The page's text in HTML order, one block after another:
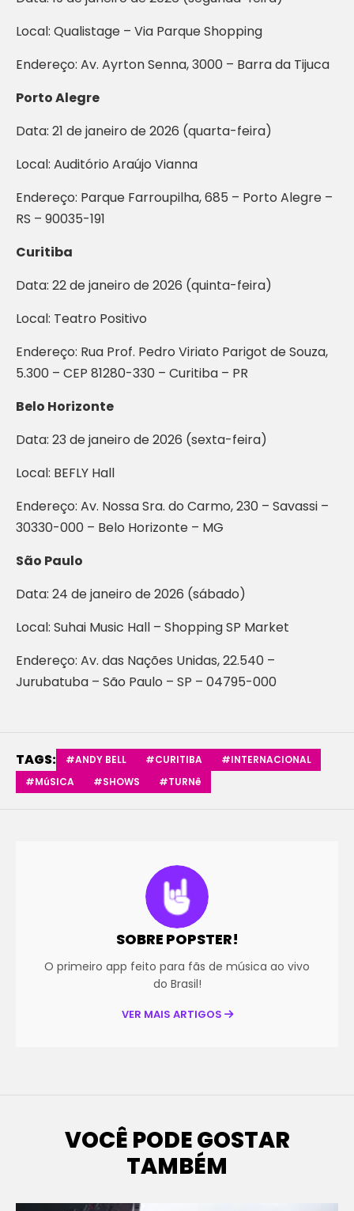
Local: Qualistage – Via Parque Shopping
Endereço: Av. Ayrton Senna, 3000 – Barra da Tijuca
Porto Alegre
Data: 21 de janeiro de 2026 (quarta-feira)
Local: Auditório Araújo Vianna
Endereço: Parque Farroupilha, 685 – Porto Alegre –
RS – 90035-191
Curitiba
Data: 22 de janeiro de 2026 (quinta-feira)
Local: Teatro Positivo
Endereço: Rua Prof. Pedro Viriato Parigot de Souza,
5.300 – CEP 81280-330 – Curitiba – PR
Belo Horizonte
Data: 23 de janeiro de 2026 (sexta-feira)
Local: BEFLY Hall
Endereço: Av. Nossa Sra. do Carmo, 230 – Savassi –
30330-000 – Belo Horizonte – MG
São Paulo
Data: 24 de janeiro de 2026 (sábado)
Local: Suhai Music Hall – Shopping SP Market
Endereço: Av. das Nações Unidas, 22.540 –
Jurubatuba – São Paulo – SP – 04795-000
TAGS: #ANDY BELL #CURITIBA
#INTERNACIONAL
#MúSICA
#SHOWS #TURNê
SOBRE POPSTER!
O primeiro app feito para fãs de música ao vivo
do Brasil!
VER MAIS ARTIGOS
VOCÊ PODE GOSTAR
TAMBÉM